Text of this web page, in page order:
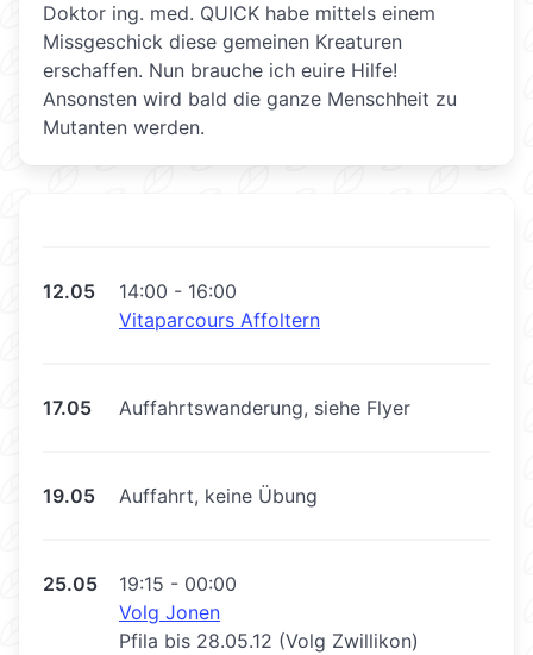
Doktor ing. med. QUICK habe mittels einem
Missgeschick diese gemeinen Kreaturen
erschaffen. Nun brauche ich euire Hilfe!
Ansonsten wird bald die ganze Menschheit zu
Mutanten werden.
12.05
14:00 - 16:00
Vitaparcours Affoltern
17.05 Auffahrtswanderung, siehe Flyer
19.05 Auffahrt, keine Übung
25.05
19:15 - 00:00
Volg Jonen
Pfila bis 28.05.12 (Volg Zwillikon)